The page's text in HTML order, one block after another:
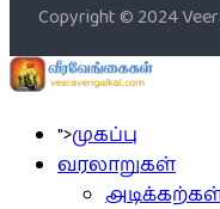
Copyright © 2024
">முகப்பு
வரலாறுகள்